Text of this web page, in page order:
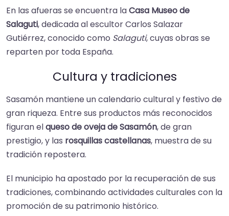
En las afueras se encuentra laCasa Museo de
Salaguti, dedicada al escultor Carlos Salazar
Gutiérrez, conocido como Salaguti, cuyas obras se
reparten por toda España.
Cultura y tradiciones
Sasamón mantiene un calendario cultural y festivo de
gran riqueza. Entre sus productos más reconocidos
figuran elqueso de oveja de Sasamón, de gran
prestigio, y las rosquillas castellanas, muestra de su
tradición repostera.
El municipio ha apostado por la recuperación de sus
tradiciones, combinando actividades culturales con la
promoción de su patrimonio histórico.